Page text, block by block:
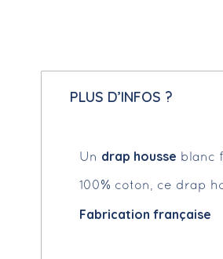
PLUS D’INFOS ?
Un drap housse blanc
100% coton, ce drap
Fabrication française